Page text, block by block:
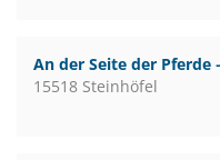
An der Seite der Pferde
15518 Steinhöfel